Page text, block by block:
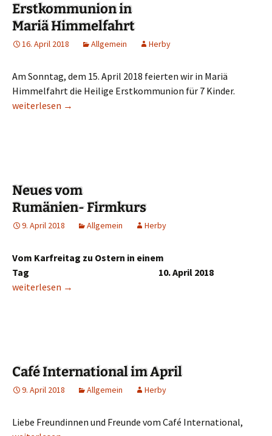
Erstkommunion in
Mariä Himmelfahrt
16. April 2018 Allgemein Herby
Am Sonntag, dem 15. April 2018 feierten wir in Mariä
Himmelfahrt die Heilige Erstkommunion für 7 Kinder.
Erstkommunion in Mariä Himmelfahrt
weiterlesen →
Neues vom
Rumänien- Firmkurs
9. April 2018 Allgemein Herby
Vom Karfreitag zu Ostern in einem
Tag 10. April 2018
Neues vom Rumänien- Firmkurs
weiterlesen →
Café International im April
9. April 2018 Allgemein Herby
Liebe Freundinnen und Freunde vom Café International,